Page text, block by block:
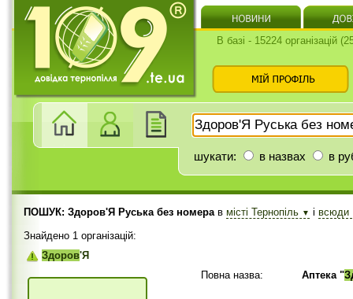
В базі - 15224 організацій
шукати: в назвах в
ПОШУК: Здоров'Я Руська без номерав місті Тернопіль ▼ і всюди
Знайдено 1 організацій:
Здоров'Я
Повна назва:
Аптека "